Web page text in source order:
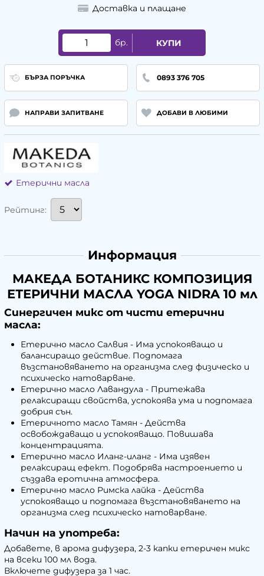
Доставка и плащане
бр. КУПИ
БЪРЗА ПОРЪЧКА 0893 376 705
НАПРАВИ ЗАПИТВАНЕ ДОБАВИ В ЛЮБИМИ
Етерични масла
Рейтинг:
Информация
МАКЕДА БОТАНИКС КОМПОЗИЦИЯ
ЕТЕРИЧНИ МАСЛА YOGA NIDRA 10 мл
Синергичен микс от чисти етерични
масла:
Етерично масло Салвия - Има успокояващо и
балансиращо действие. Подпомага
възстановяването на организма след физическо и
психическо натоварване.
Етерично масло Лавандула - Притежава
релаксиращи свойства, успокоява ума и подпомага
добрия сън.
Етеричното масло Тамян - Действа
освобождаващо и успокояващо. Повишава
концентрацията.
Етерично масло Иланг-иланг - Има изявен
релаксиращ ефект. Подобрява настроението и
създава еротична атмосфера.
Етерично масло Римска лайка - Действа
успокояващо и подпомага възстановяването на
организма след психическо натоварване.
Начин на употреба:
Добавете, в арома дифузера, 2-3 капки етеричен микс
на всеки 100 мл вода.
Включете дифузера за 1 час.